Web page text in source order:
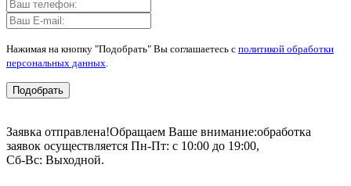
Нажимая на кнопку "Подобрать" Вы соглашаетесь с политикой обработки
персональных данных
Подобрать
Заявка отправлена!Обращаем Ваше внимание:обработка
заявок осуществляется Пн-Пт: с 10:00 до 19:00,
Сб-Вс: Выходной.